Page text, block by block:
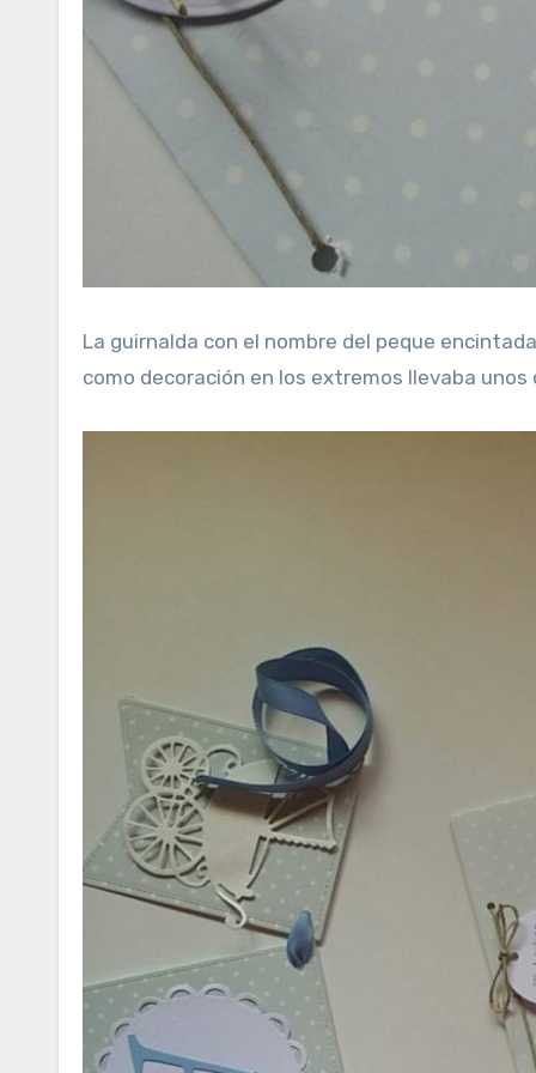
La guirnalda con el nombre del peque
como decoración en los extremos llevaba